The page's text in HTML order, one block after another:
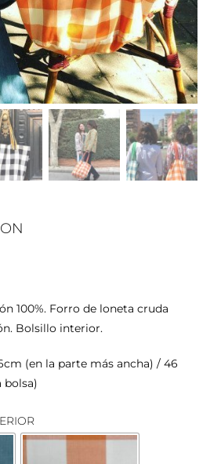
Cart. Lisboa
Cart. Comporta
Cart. Sintra
Cart. de Fiesta
Asas
100%. Forro de loneta cruda
Bolsillo interior.
(en la parte más ancha) / 46
bolsa)